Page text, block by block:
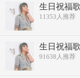
看
看你
生日祝福
11353 人推荐
生日祝福歌
91638 人推荐